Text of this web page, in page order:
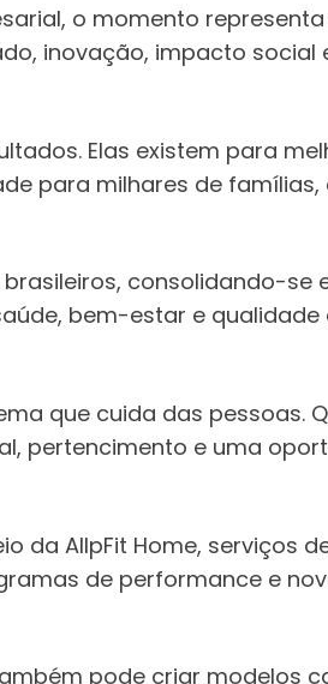
o momento
inovação, impacto
Elas existem para
para milhares de
consolidando-
bem-estar e
que cuida das pessoas.
pertencimento e uma
da AllpFit Home, serviços
de performance e
pode criar modelos